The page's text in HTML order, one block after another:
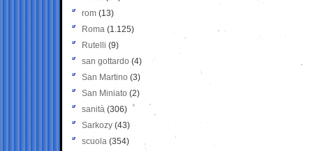
rom (13)
Roma (1.125)
Rutelli (9)
san gottardo (4)
San Martino (3)
San Miniato (2)
sanità (306)
Sarkozy (43)
scuola (354)